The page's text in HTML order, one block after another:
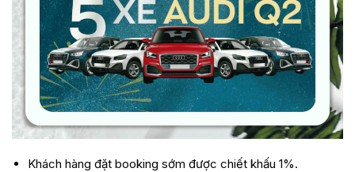
Khách hàng đặt booking sớm được chiết khấu 1%.